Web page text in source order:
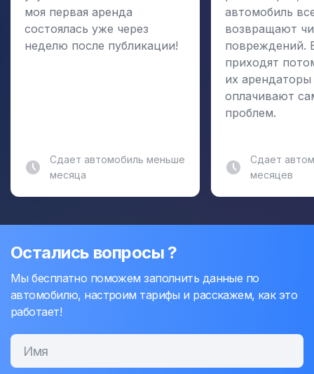
моя первая аренда
состоялась уже через
неделю после публикации!
Сдает автомобиль меньше
месяца
автомобиль
возвращают
повреждений.
приходят
их арендаторы
оплачивают
проблем.
Сдает
месяцев
Остались вопросы ?
Мы бесплатно поможем заполнить данные по
автомобилю, настроим тарифы и расскажем, как это
работает!